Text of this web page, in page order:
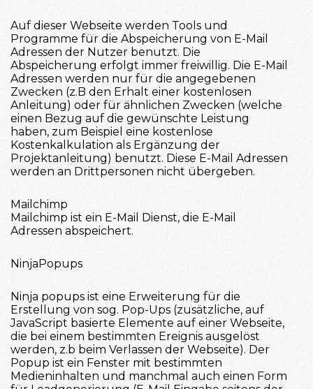
Auf dieser Webseite werden Tools und
Programme für die Abspeicherung von E-Mail
Adressen der Nutzer benutzt. Die
Abspeicherung erfolgt immer freiwillig. Die E-Mail
Adressen werden nur für die angegebenen
Zwecken (z.B den Erhalt einer kostenlosen
Anleitung) oder für ähnlichen Zwecken (welche
einen Bezug auf die gewünschte Leistung
haben, zum Beispiel eine kostenlose
Kostenkalkulation als Ergänzung der
Projektanleitung) benutzt. Diese E-Mail Adressen
werden an Drittpersonen nicht übergeben.
Mailchimp
Mailchimp ist ein E-Mail Dienst, die E-Mail
Adressen abspeichert.
NinjaPopups
Ninja popups ist eine Erweiterung für die
Erstellung von sog. Pop-Ups (zusätzliche, auf
JavaScript basierte Elemente auf einer Webseite,
die bei einem bestimmten Ereignis ausgelöst
werden, z.b beim Verlassen der Webseite). Der
Popup ist ein Fenster mit bestimmten
Medieninhalten und manchmal auch einen Form